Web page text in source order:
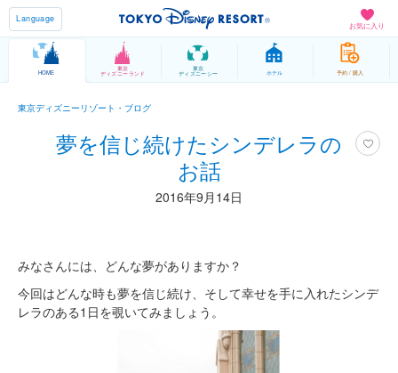
お気に入り
Language
HOME
東京
ディズニーランド
東京
ディズニーシー ホテル 予約 / 購入
東京ディズニーリゾート・ブログ
夢を信じ続けたシンデレラの
お話
2016年9月14日
みなさんには、どんな夢がありますか？
今回はどんな時も夢を信じ続け、そして幸せを手に入れたシンデ
レラのある1日を覗いてみましょう。